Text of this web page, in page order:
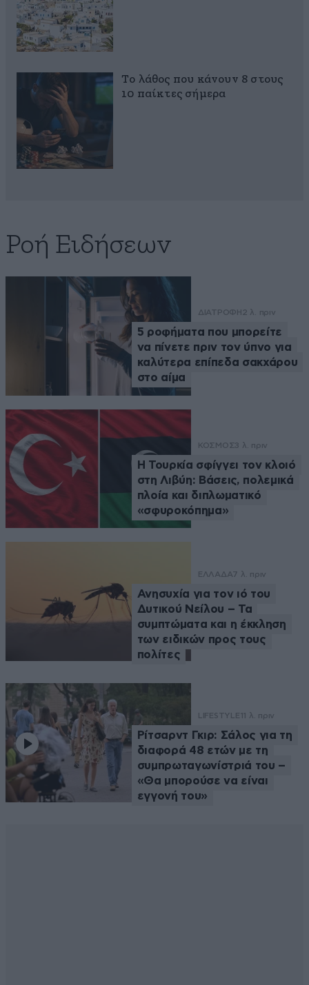
Το λάθος που κάνουν 8 στους
10 παίκτες σήμερα
Ροή Ειδήσεων
ΔΙΑΤΡΟΦΗ2 λ. πριν
5 ροφήματα που μπορείτε
να πίνετε πριν τον ύπνο για
καλύτερα επίπεδα σακχάρου
στο αίμα
ΚΟΣΜΟΣ3 λ. πριν
Η Τουρκία σφίγγει τον κλοιό
στη Λιβύη: Βάσεις, πολεμικά
πλοία και διπλωματικό
«σφυροκόπημα»
ΕΛΛΑΔΑ7 λ. πριν
Ανησυχία για τον ιό του
Δυτικού Νείλου – Τα
συμπτώματα και η έκκληση
των ειδικών προς τους
πολίτες
LIFESTYLE 11 λ. πριν
Ρίτσαρντ Γκιρ: Σάλος για τη
διαφορά 48 ετών με τη
συμπρωταγωνίστριά του –
«Θα μπορούσε να είναι
εγγονή του»